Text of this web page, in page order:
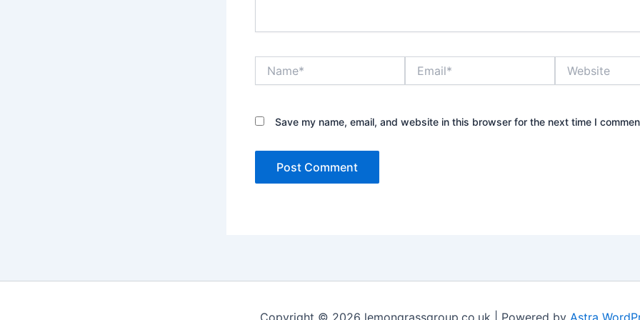
Save my name, email, and website in this browser for the next time I
Copyright © 2026 lemongrassgroup.co.uk | Powered by Astra